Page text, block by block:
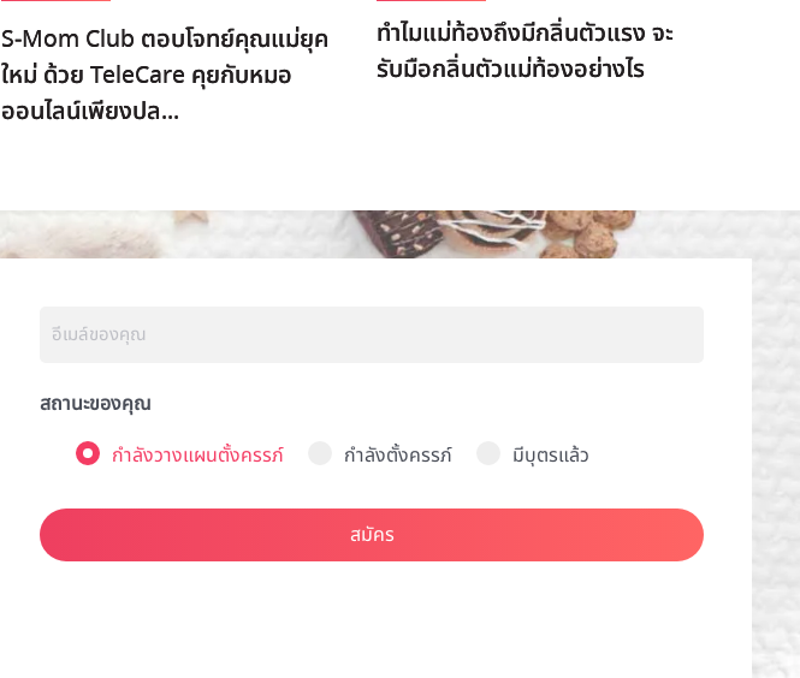
S-Mom Club ตอบโจทย์คุณแม่ยุค
ใหม่ ด้วย TeleCare คุยกับหมอ
ออนไลน์เพียงปล...
ทำไมแม่ท้องถึงมีกลิ่นตัวแรง จะ
รับมือกลิ่นตัวแม่ท้องอย่างไร
สถานะของคุณ
กำลังวางแผนตั้งครรภ์
กำลังตั้งครรภ์ มีบุตรแล้ว
สมัคร